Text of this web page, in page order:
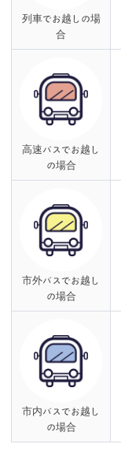
列車でお越しの場
合
高速バスでお越し
の場合
市外バスでお越し
の場合
市内バスでお越し
の場合